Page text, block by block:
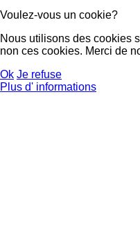
Voulez-vous un cookie?
Nous utilisons des cookies
non ces cookies. Merci de
Ok Je refuse
Plus d' informations